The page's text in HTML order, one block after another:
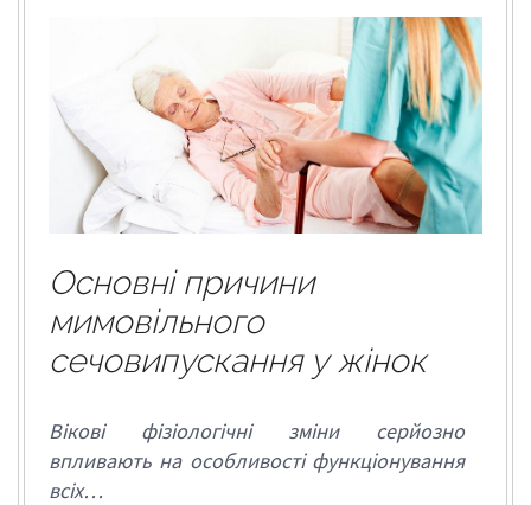
Основні причини
мимовільного
сечовипускання у жінок
Вікові фізіологічні зміни серйозно
впливають на особливості функціонування
всіх…